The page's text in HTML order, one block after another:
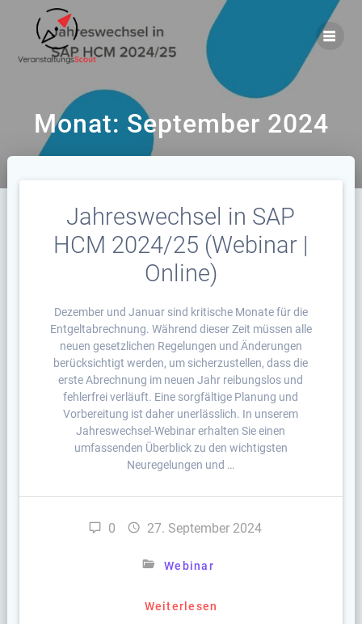
springen
Monat: September 2024
Jahreswechsel in SAP
HCM 2024/25 (Webinar |
Online)
Dezember und Januar sind kritische Monate für die
Entgeltabrechnung. Während dieser Zeit müssen alle
neuen gesetzlichen Regelungen und Änderungen
berücksichtigt werden, um sicherzustellen, dass die
erste Abrechnung im neuen Jahr reibungslos und
fehlerfrei verläuft. Eine sorgfältige Planung und
Vorbereitung ist daher unerlässlich. In unserem
Jahreswechsel-Webinar erhalten Sie einen
umfassenden Überblick zu den wichtigsten
Neuregelungen und …
0 27. September 2024
Webinar
Weiterlesen